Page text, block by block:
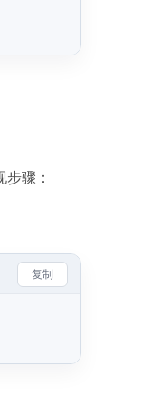
骤：
复制